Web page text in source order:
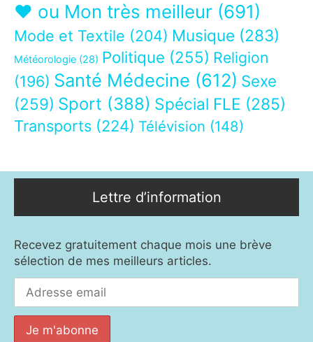
❤ ou Mon très meilleur (691)
Mode et Textile (204) Musique (283)
Météorologie (28) Politique (255) Religion
(196) Santé Médecine (612) Sexe
(259) Sport (388) Spécial FLE (285)
Transports (224) Télévision (148)
Lettre d’information
Recevez gratuitement chaque mois une brève
sélection de mes meilleurs articles.